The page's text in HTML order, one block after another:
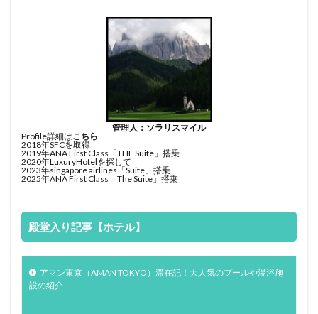
管理人：ソラリスマイル
Profile詳細はこちら
2018年SFCを取得
2019年ANA First Class「THE Suite」搭乗
2020年LuxuryHotelを探して
2023年singapore airlines「Suite」搭乗
2025年ANA First Class「The Suite」搭乗
殿堂入り記事【ホテル】
アマン東京（AMAN TOKYO）滞在記！大人気のプールや温浴施
設の紹介